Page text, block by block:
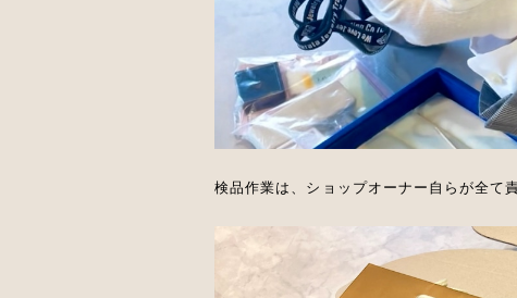
検品作業は、ショップオーナー自らが全て